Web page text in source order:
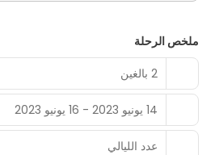
ملخص الرحلة
2 بالغين
14 يونيو 2023 - 16 يونيو 2023
عدد الليالي